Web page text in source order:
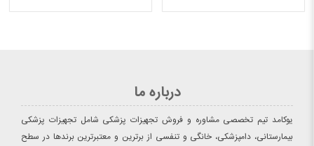
درباره ما
یوکامد تیم تخصصی مشاوره و فروش تجهیزات پزشکی شامل تجهیزات پزشکی
بیمارستانی، دامپزشکی، خانگی و تنفسی از برترین و معتبرترین برندها در سطح